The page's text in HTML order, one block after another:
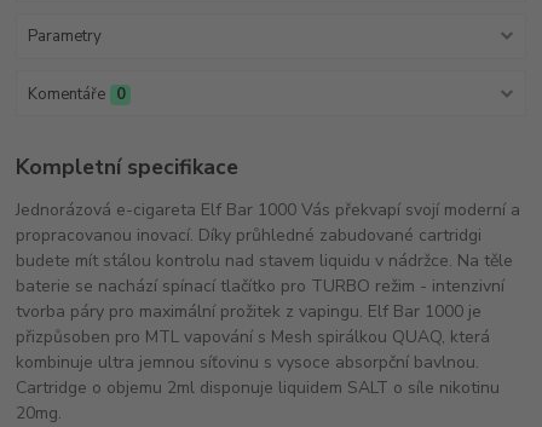
Parametry
Komentáře 0
Kompletní specifikace
Jednorázová e-cigareta Elf Bar 1000 Vás překvapí svojí moderní a
propracovanou inovací. Díky průhledné zabudované cartridgi
budete mít stálou kontrolu nad stavem liquidu v nádržce. Na těle
baterie se nachází spínací tlačítko pro TURBO režim - intenzivní
tvorba páry pro maximální prožitek z vapingu. Elf Bar 1000 je
přizpůsoben pro MTL vapování s Mesh spirálkou QUAQ, která
kombinuje ultra jemnou síťovinu s vysoce absorpční bavlnou.
Cartridge o objemu 2ml disponuje liquidem SALT o síle nikotinu
20mg.